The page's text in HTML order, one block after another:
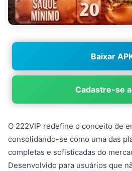
Baixar
Cadastre-se
O 222VIP redefine o conceito de
consolidando-se como uma das
completas e sofisticadas do
Desenvolvido para usuários que